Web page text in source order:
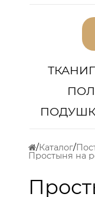
ТКАНИ
Каталог
Простыня на